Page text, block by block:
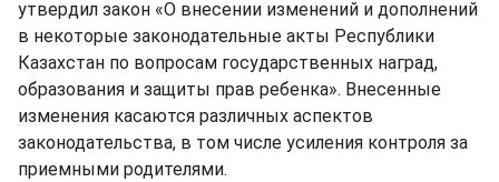
утвердил закон «О внесении изменений и дополнений
в некоторые законодательные акты Республики
Казахстан по вопросам государственных наград,
образования и защиты прав ребенка». Внесенные
изменения касаются различных аспектов
законодательства, в том числе усиления контроля за
приемными родителями.